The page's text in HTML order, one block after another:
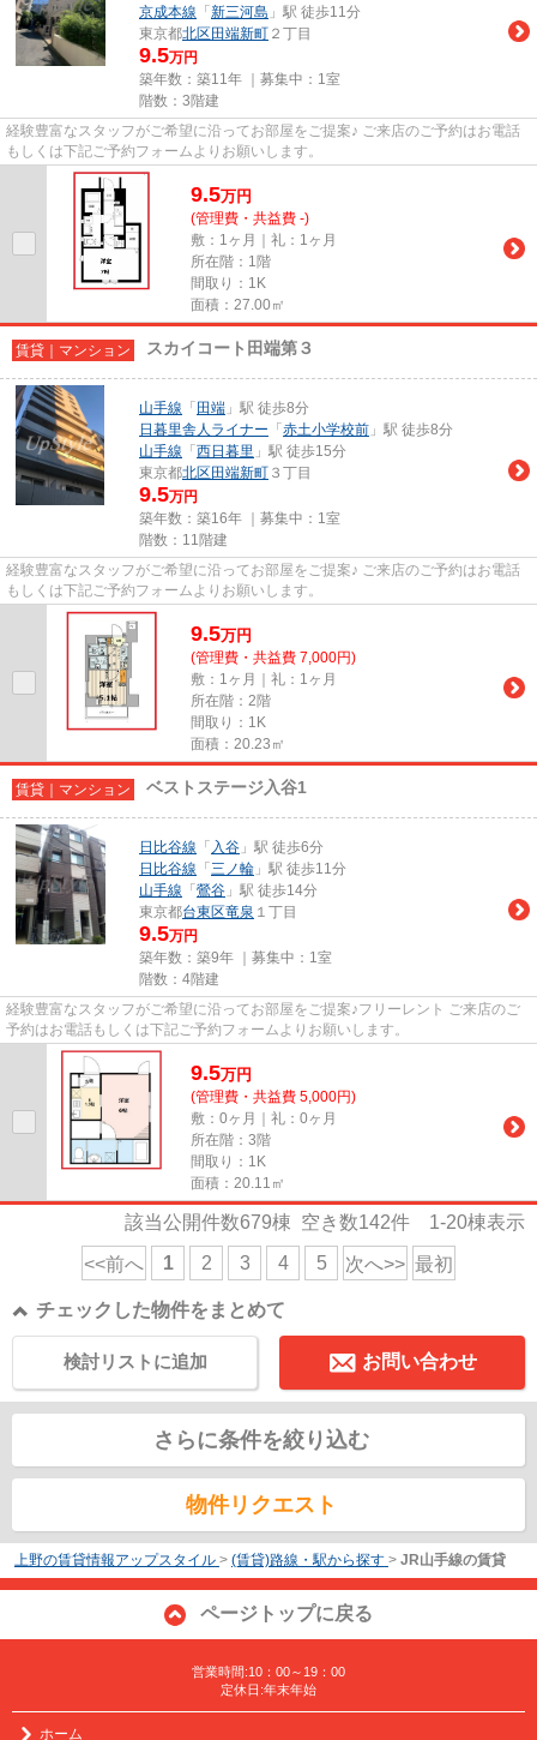
京成本線 「 新三河島 」駅 徒歩11分
東京都北区 田端新町 ２丁目
9.5万円
築年数：築11年 ｜募集中： 1室
階数：3階建
経験豊富なスタッフがご希望に沿ってお部屋をご提案♪ ご来店のご予約はお電話
もしくは下記ご予約フォームよりお願いします。
9.5万円
(管理費・共益費 -)
敷：1ヶ月｜礼：1ヶ月
所在階：1階
間取り：1K
面積：27.00㎡
賃貸｜マンション スカイコート田端第３
山手線 「 田端 」駅 徒歩8分
日暮里舎人ライナー 「 赤土小学校前 」駅 徒歩8分
山手線 「 西日暮里 」駅 徒歩15分
東京都北区 田端新町 ３丁目
9.5万円
築年数：築16年 ｜募集中： 1室
階数：11階建
経験豊富なスタッフがご希望に沿ってお部屋をご提案♪ ご来店のご予約はお電話
もしくは下記ご予約フォームよりお願いします。
9.5万円
(管理費・共益費 7,000円)
敷：1ヶ月｜礼：1ヶ月
所在階：2階
間取り：1K
面積：20.23㎡
賃貸｜マンション ベストステージ入谷1
日比谷線 「 入谷 」駅 徒歩6分
日比谷線 「 三ノ輪 」駅 徒歩11分
山手線 「 鶯谷 」駅 徒歩14分
東京都台東区竜泉 １丁目
9.5万円
築年数：築9年 ｜募集中： 1室
階数：4階建
経験豊富なスタッフがご希望に沿ってお部屋をご提案♪フリーレント ご来店のご
予約はお電話もしくは下記ご予約フォームよりお願いします。
9.5万円
(管理費・共益費 5,000円)
敷：0ヶ月｜礼：0ヶ月
所在階：3階
間取り：1K
面積：20.11㎡
該当公開件数679棟 空き数142件 1-20棟表示
<<前へ 1 2 3 4 5 次へ>> 最初
チェックした物件をまとめて
お問い合わせ
検討リストに追加
さらに条件を絞り込む
物件リクエスト
上野の賃貸情報アップスタイル > (賃貸)路線・駅から探す > JR山手線の賃貸
ページトップに戻る
営業時間:10：00～19：00
定休日:年末年始
ホーム